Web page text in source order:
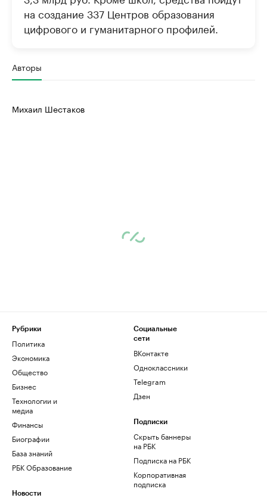
на создание 337 Центров образования
цифрового и гуманитарного профилей.
Авторы
Михаил Шестаков
Рубрики
Политика
Экономика
Общество
Бизнес
Технологии и
медиа
Финансы
Биографии
База знаний
РБК Образование
Новости
Социальные
сети
ВКонтакте
Одноклассники
Telegram
Дзен
Подписки
Скрыть баннеры
на РБК
Подписка на РБК
Корпоративная
подписка